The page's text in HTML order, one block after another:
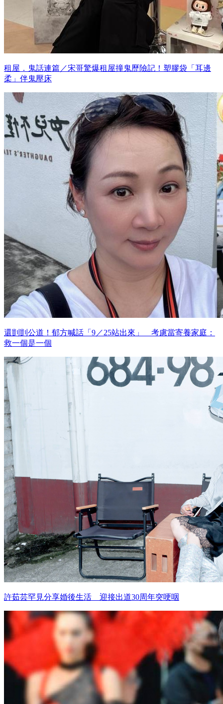
租屋．鬼話連篇／宋哥驚爆租屋撞鬼歷險記！塑膠袋「耳邊
柔」伴鬼壓床
還剴剴公道！郁方喊話「9／25站出來」 考慮當寄養家庭：
救一個是一個
許茹芸罕見分享婚後生活 迎接出道30周年突哽咽